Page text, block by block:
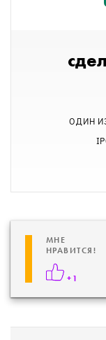
ОДИН
МНЕ
НРАВИТСЯ!
+1